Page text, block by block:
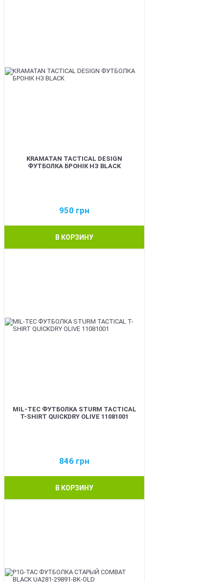
KRAMATAN TACTICAL DESIGN
ФУТБОЛКА БРОНІК НЗ BLACK
950 грн
В КОРЗИНУ
MIL-TEC ФУТБОЛКА STURM TACTICAL
T-SHIRT QUICKDRY OLIVE 11081001
846 грн
В КОРЗИНУ